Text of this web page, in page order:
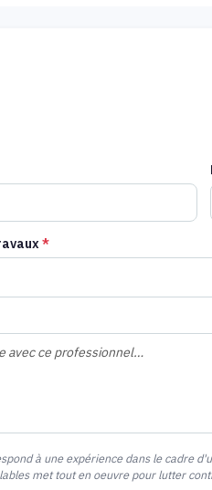
*
à une expérience dans le cadre
met tout en oeuvre pour lutter